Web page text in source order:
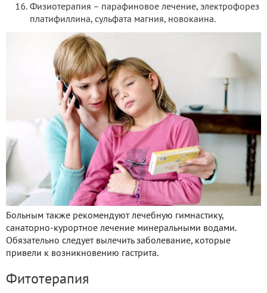
Физиотерапия – парафиновое лечение, электрофорез
платифиллина, сульфата магния, новокаина.
Больным также рекомендуют лечебную гимнастику,
санаторно-курортное лечение минеральными водами.
Обязательно следует вылечить заболевание, которые
привели к возникновению гастрита.
Фитотерапия